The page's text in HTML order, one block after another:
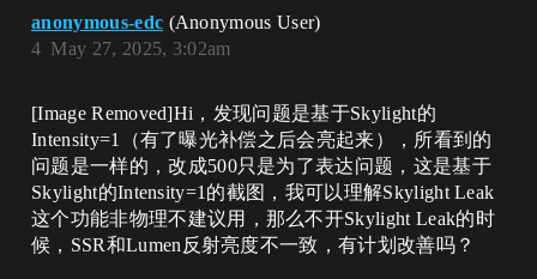
anonymous-edc (Anonymous User)
May 27, 2025, 3:02am
4
[Image Removed]Hi，发现问题是基于Skylight的
Intensity=1（有了曝光补偿之后会亮起来），所看到的
问题是一样的，改成500只是为了表达问题，这是基于
Skylight的Intensity=1的截图，我可以理解Skylight Leak
这个功能非物理不建议用，那么不开Skylight Leak的时
候，SSR和Lumen反射亮度不一致，有计划改善吗？